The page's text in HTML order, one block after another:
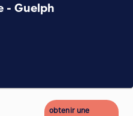
- Guelph
obtenir une